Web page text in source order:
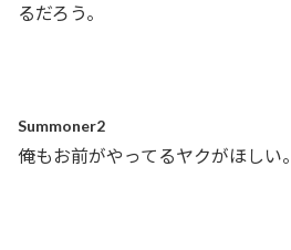
るだろう。
Summoner2
俺もお前がやってるヤクがほしい。